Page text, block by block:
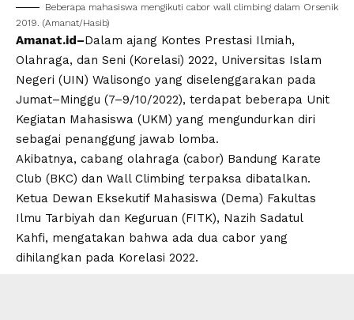
Beberapa mahasiswa mengikuti cabor wall climbing dalam Orsenik
2019. (Amanat/Hasib)
Amanat.id–Dalam ajang Kontes Prestasi Ilmiah,
Olahraga, dan Seni (Korelasi) 2022, Universitas Islam
Negeri (UIN) Walisongo yang diselenggarakan pada
Jumat–Minggu (7–9/10/2022), terdapat beberapa Unit
Kegiatan Mahasiswa (UKM) yang mengundurkan diri
sebagai penanggung jawab lomba.
Akibatnya, cabang olahraga (cabor) Bandung Karate
Club (BKC) dan Wall Climbing terpaksa dibatalkan.
Ketua Dewan Eksekutif Mahasiswa (Dema) Fakultas
Ilmu Tarbiyah dan Keguruan (FITK), Nazih Sadatul
Kahfi, mengatakan bahwa ada dua cabor yang
dihilangkan pada Korelasi 2022.